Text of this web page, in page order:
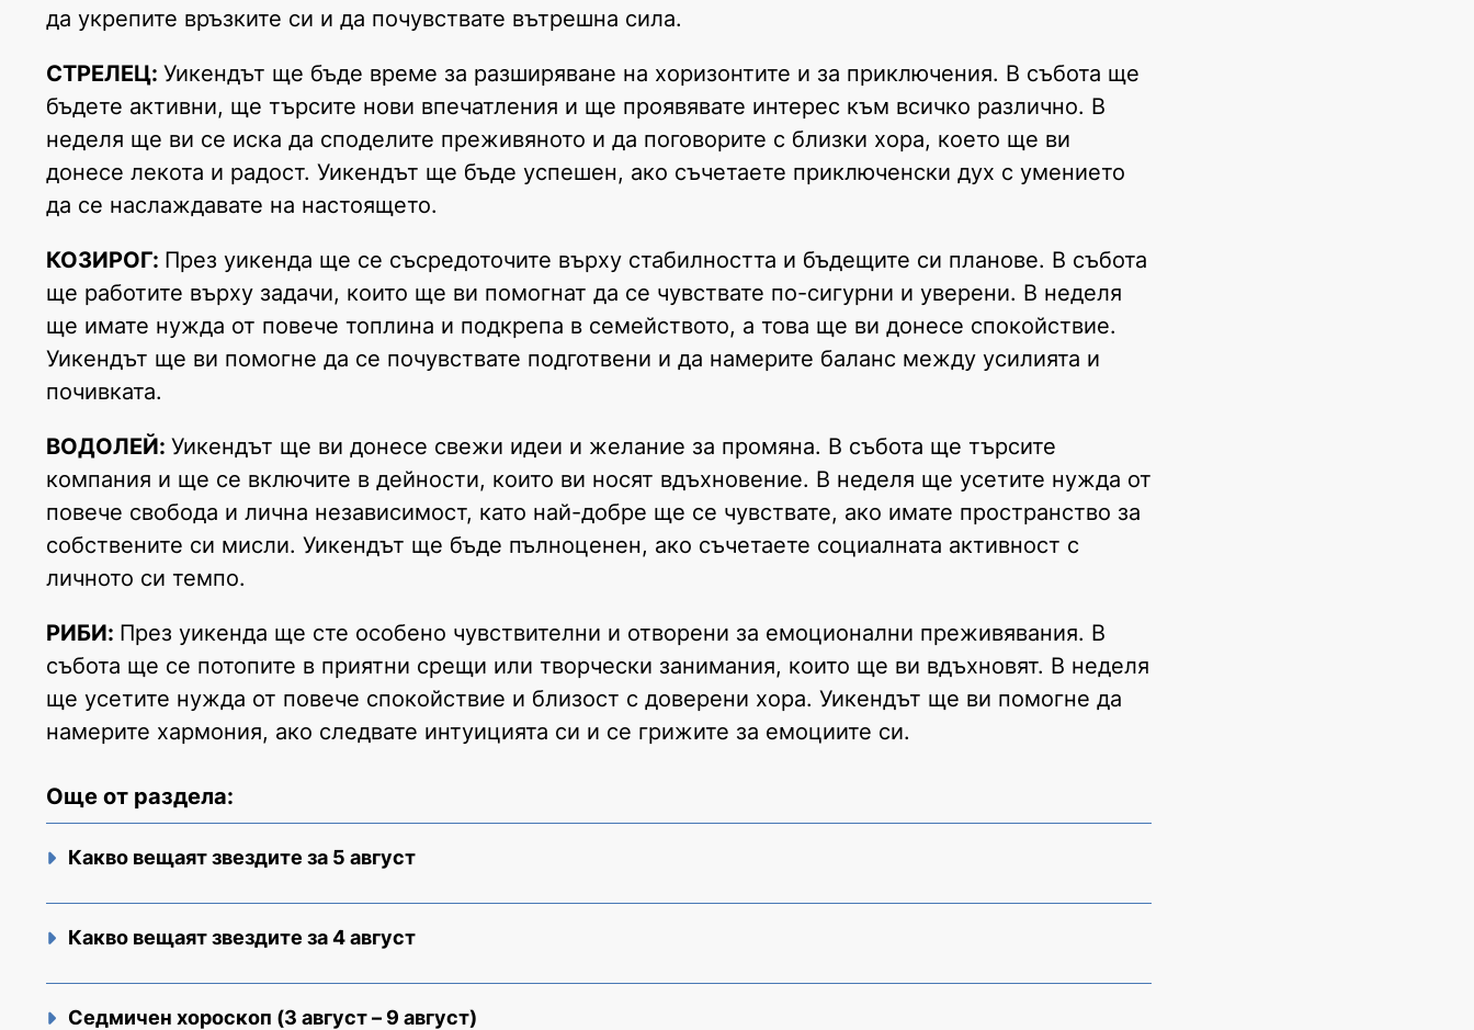
да укрепите връзките си и да почувствате вътрешна сила.
СТРЕЛЕЦ: Уикендът ще бъде време за разширяване на хоризонтите и за приключения. В събота ще
бъдете активни, ще търсите нови впечатления и ще проявявате интерес към всичко различно. В
неделя ще ви се иска да споделите преживяното и да поговорите с близки хора, което ще ви
донесе лекота и радост. Уикендът ще бъде успешен, ако съчетаете приключенски дух с умението
да се наслаждавате на настоящето.
КОЗИРОГ: През уикенда ще се съсредоточите върху стабилността и бъдещите си планове. В събота
ще работите върху задачи, които ще ви помогнат да се чувствате по-сигурни и уверени. В неделя
ще имате нужда от повече топлина и подкрепа в семейството, а това ще ви донесе спокойствие.
Уикендът ще ви помогне да се почувствате подготвени и да намерите баланс между усилията и
почивката.
ВОДОЛЕЙ: Уикендът ще ви донесе свежи идеи и желание за промяна. В събота ще търсите
компания и ще се включите в дейности, които ви носят вдъхновение. В неделя ще усетите нужда от
повече свобода и лична независимост, като най-добре ще се чувствате, ако имате пространство за
собствените си мисли. Уикендът ще бъде пълноценен, ако съчетаете социалната активност с
личното си темпо.
РИБИ: През уикенда ще сте особено чувствителни и отворени за емоционални преживявания. В
събота ще се потопите в приятни срещи или творчески занимания, които ще ви вдъхновят. В неделя
ще усетите нужда от повече спокойствие и близост с доверени хора. Уикендът ще ви помогне да
намерите хармония, ако следвате интуицията си и се грижите за емоциите си.
Още от раздела:
Какво вещаят звездите за 5 август
Какво вещаят звездите за 4 август
Седмичен хороскоп (3 август – 9 август)